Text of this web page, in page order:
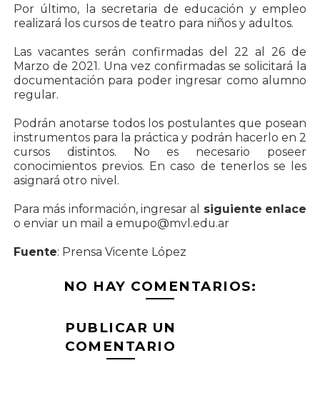
Por último, la secretaria de educación y empleo
realizará los cursos de teatro para niños y adultos.
Las vacantes serán confirmadas del 22 al 26 de
Marzo de 2021. Una vez confirmadas se solicitará la
documentación para poder ingresar como alumno
regular.
Podrán anotarse todos los postulantes que posean
instrumentos para la práctica y podrán hacerlo en 2
cursos distintos. No es necesario poseer
conocimientos previos. En caso de tenerlos se les
asignará otro nivel.
Para más información, ingresar al siguiente enlace
o enviar un mail a emupo@mvl.edu.ar
Fuente: Prensa Vicente López
NO HAY COMENTARIOS:
PUBLICAR UN
COMENTARIO